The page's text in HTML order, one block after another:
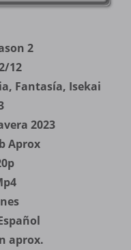
2
12
Fantasía, Isekai
2023
Aprox
aprox.